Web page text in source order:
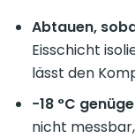
Abtauen,
Eisschicht
lässt den
−18 °C
nicht